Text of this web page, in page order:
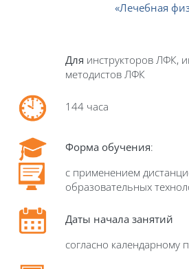
«Лечебная
Для инструкторов ЛФК,
методистов ЛФК
144 часа
Форма обучения:
с применением
образовательных
Даты начала занятий
согласно календарному